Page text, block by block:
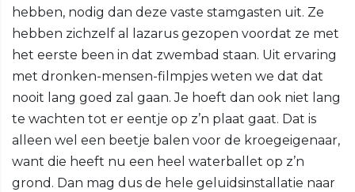
hebben, nodig dan deze vaste stamgasten uit. Ze
hebben zichzelf al lazarus gezopen voordat ze met
het eerste been in dat zwembad staan. Uit ervaring
met dronken-mensen-filmpjes weten we dat dat
nooit lang goed zal gaan. Je hoeft dan ook niet lang
te wachten tot er eentje op z’n plaat gaat. Dat is
alleen wel een beetje balen voor de kroegeigenaar,
want die heeft nu een heel waterballet op z’n
grond. Dan mag dus de hele geluidsinstallatie naar